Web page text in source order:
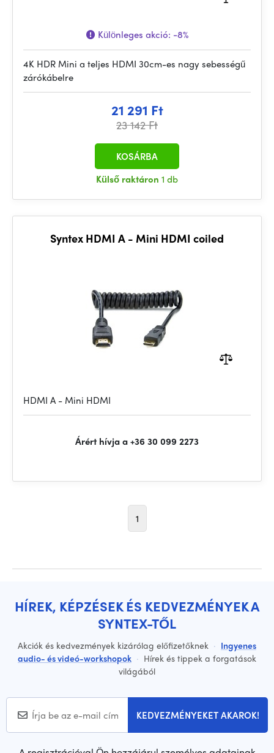
Különleges akció: -8%
4K HDR Mini a teljes HDMI 30cm-es nagy sebességű
zárókábelre
21 291 Ft
23 142 Ft
Külső raktáron 1 db
KOSÁRBA
Syntex HDMI A - Mini HDMI coiled
HDMI A - Mini HDMI
Árért hívja a +36 30 099 2273
1
HÍREK, KÉPZÉSEK ÉS KEDVEZMÉNYEK A
SYNTEX-TŐL
Akciók és kedvezmények kizárólag előfizetőknek · Ingyenes
audio- és videó-workshopok · Hírek és tippek a forgatások
világából
KEDVEZMÉNYEKET AKAROK!